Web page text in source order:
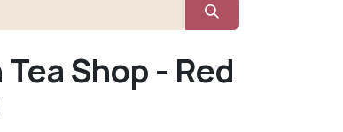
Shop - Red